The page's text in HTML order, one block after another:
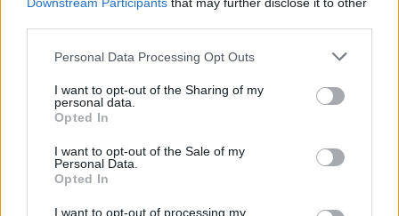
Personal Data Processing Opt Outs
I want to opt-out of the Sharing of my
personal data.
Opted In
I want to opt-out of the Sale of my
Personal Data.
Opted In
I want to opt-out of processing my
Αραβία: Κάθε μήνα
επαναξιολογείται η
ελληνική παρουσία –
Μήνυμα της Αθήνας στο
Ριάντ
μέσων της
δυστύχημα
μοντέλο
ΔΙΑΦΗΜΙΣΗ